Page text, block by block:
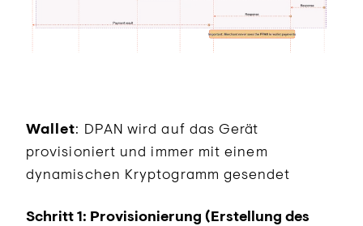
Wallet: DPAN wird auf das Gerät
provisioniert und immer mit einem
dynamischen Kryptogramm gesendet
Schritt 1: Provisionierung (Erstellung des